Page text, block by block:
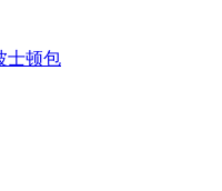
士顿包